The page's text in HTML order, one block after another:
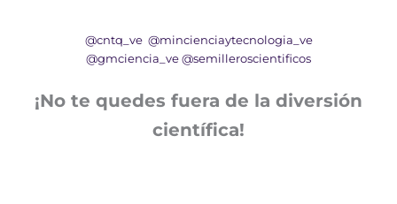
@cntq_ve @mincienciaytecnologia_ve
@gmciencia_ve @semilleroscientificos
¡No te quedes fuera de la diversión
científica!